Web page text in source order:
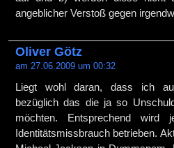
angeblicher Verstoß gegen
Oliver Götz
am 27.06.2009 um 00:32
Liegt wohl daran, dass ich auf
bezüglich das die ja so
möchten. Entsprechend wird
Identitätsmissbrauch betrieben.